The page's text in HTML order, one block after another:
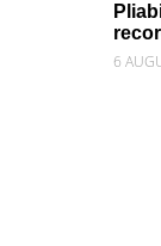
6